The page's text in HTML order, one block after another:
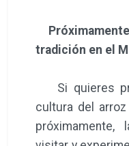
tradición en el
Si quieres
cultura del